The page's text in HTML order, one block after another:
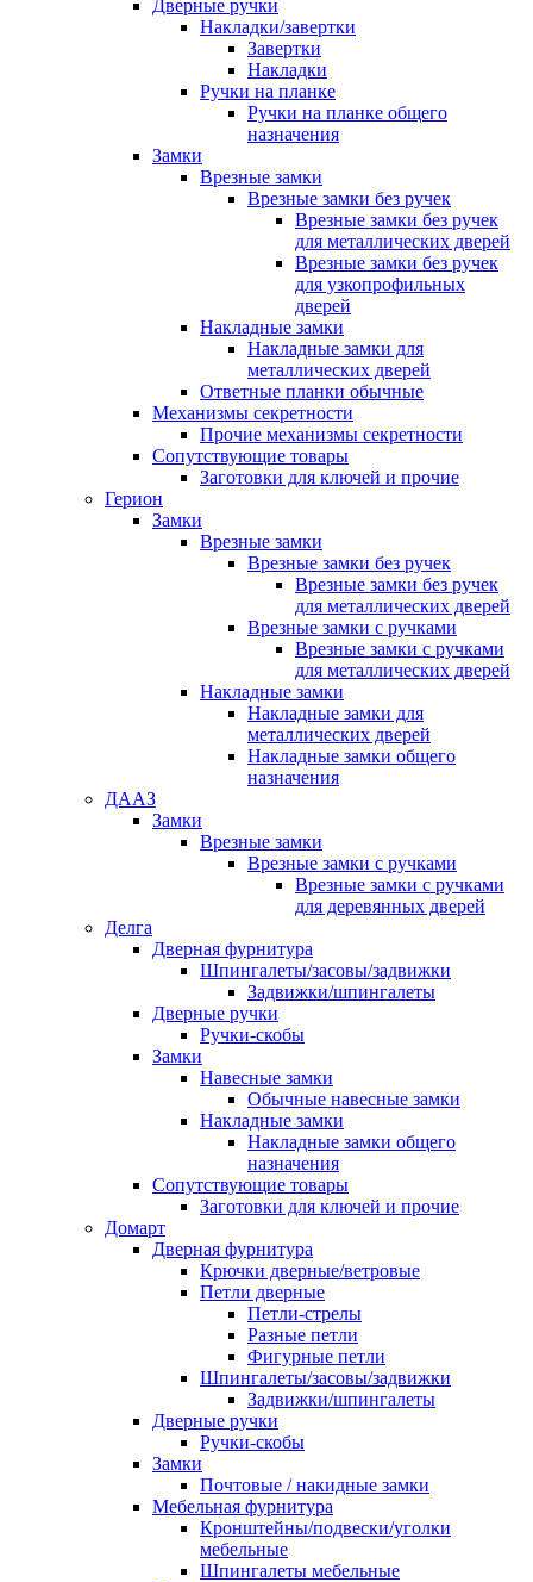
Дверные ручки
Накладки/завертки
Завертки
Накладки
Ручки на планке
Ручки на планке общего
назначения
Замки
Врезные замки
Врезные замки без ручек
Врезные замки без ручек
для металлических дверей
Врезные замки без ручек
для узкопрофильных
дверей
Накладные замки
Накладные замки для
металлических дверей
Ответные планки обычные
Механизмы секретности
Прочие механизмы секретности
Сопутствующие товары
Заготовки для ключей и прочие
Герион
Замки
Врезные замки
Врезные замки без ручек
Врезные замки без ручек
для металлических дверей
Врезные замки с ручками
Врезные замки с ручками
для металлических дверей
Накладные замки
Накладные замки для
металлических дверей
Накладные замки общего
назначения
ДААЗ
Замки
Врезные замки
Врезные замки с ручками
Врезные замки с ручками
для деревянных дверей
Делга
Дверная фурнитура
Шпингалеты/засовы/задвижки
Задвижки/шпингалеты
Дверные ручки
Ручки-скобы
Замки
Навесные замки
Обычные навесные замки
Накладные замки
Накладные замки общего
назначения
Сопутствующие товары
Заготовки для ключей и прочие
Домарт
Дверная фурнитура
Крючки дверные/ветровые
Петли дверные
Петли-стрелы
Разные петли
Фигурные петли
Шпингалеты/засовы/задвижки
Задвижки/шпингалеты
Дверные ручки
Ручки-скобы
Замки
Почтовые / накидные замки
Мебельная фурнитура
Кронштейны/подвески/уголки
мебельные
Шпингалеты мебельные